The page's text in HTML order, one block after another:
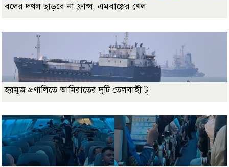
বলের দখল ছাড়বে না ফ্রান্স, এমবাপ্পের খেল
হরমুজ প্রণালিতে আমিরাতের দুটি তেলবাহী ট্